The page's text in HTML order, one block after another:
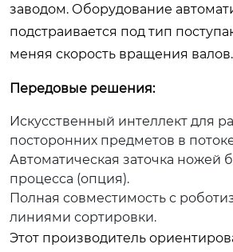
заводом. Оборудование
подстраивается под тип
меняя скорость вращения валов.
Передовые решения:
Искусственный интеллект для
посторонних предметов в
Автоматическая заточка ножей
процесса (опция).
Полная совместимость с
линиями сортировки.
Этот производитель